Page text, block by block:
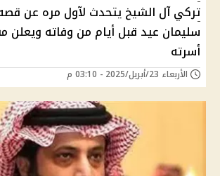
تركي آل الشيخ يتحدث لآول مره عن
سليمان عيد قبل أيام من وفاته ويعلن
أسرته
الأربعاء 23/أبريل/2025 - 03:10 م